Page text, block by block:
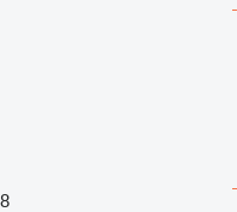
8